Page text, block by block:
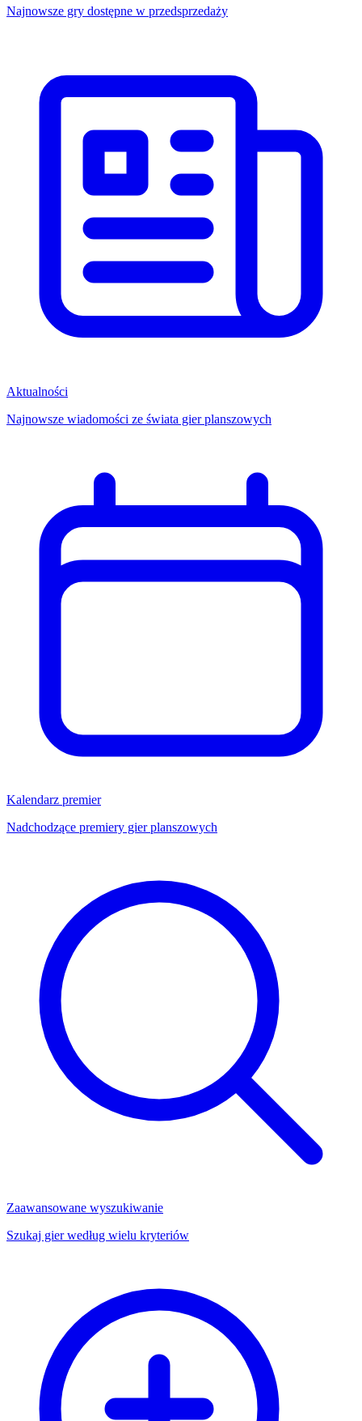
Najnowsze gry dostępne w przedsprzedaży
Aktualności
Najnowsze wiadomości ze świata gier planszowych
Kalendarz premier
Nadchodzące premiery gier planszowych
Zaawansowane wyszukiwanie
Szukaj gier według wielu kryteriów